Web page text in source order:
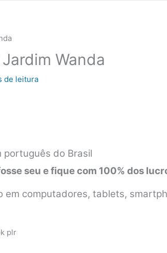
Wanda
de leitura
português do Brasil
seu e fique com 100% dos
em computadores, tablets,